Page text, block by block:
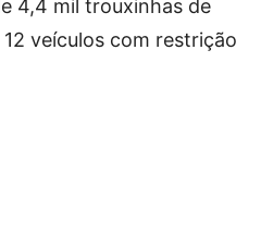
4,4 mil trouxinhas de
veículos com restrição